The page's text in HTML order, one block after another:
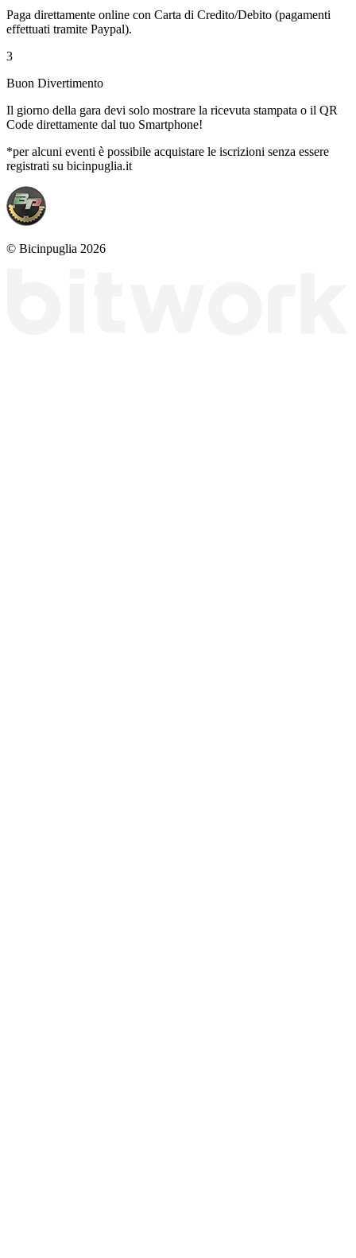
Paga direttamente online con Carta di Credito/Debito (pagamenti
effettuati tramite Paypal).
3
Buon Divertimento
Il giorno della gara devi solo mostrare la ricevuta stampata o il QR
Code direttamente dal tuo Smartphone!
*per alcuni eventi è possibile acquistare le iscrizioni senza essere
registrati su bicinpuglia.it
© Bicinpuglia 2026